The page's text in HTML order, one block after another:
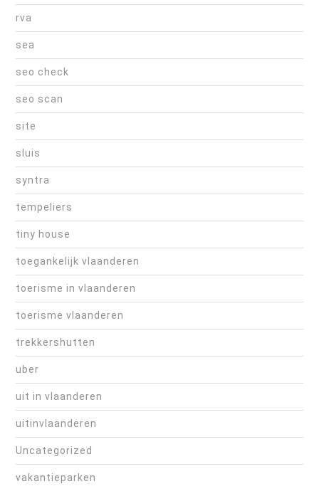
rva
sea
seo check
seo scan
site
sluis
syntra
tempeliers
tiny house
toegankelijk vlaanderen
toerisme in vlaanderen
toerisme vlaanderen
trekkershutten
uber
uit in vlaanderen
uitinvlaanderen
Uncategorized
vakantieparken